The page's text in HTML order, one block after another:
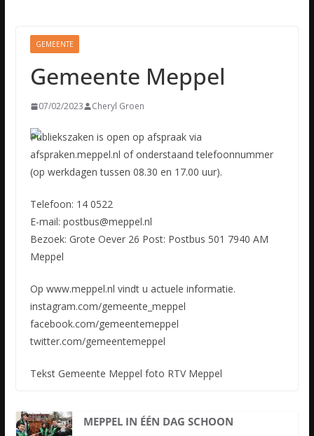
GEMEENTE
Gemeente Meppel
07/02/2023 Cheryl Groen
Publiekszaken is open op afspraak via
afspraken.meppel.nl of onderstaand telefoonnummer
(op werkdagen tussen 08.30 en 17.00 uur).
Telefoon: 14 0522
E-mail: postbus@meppel.nl
Bezoek: Grote Oever 26 Post: Postbus 501 7940 AM
Meppel
Op www.meppel.nl vindt u actuele informatie.
instagram.com/gemeente_meppel
facebook.com/gemeentemeppel
twitter.com/gemeentemeppel
Tekst Gemeente Meppel foto RTV Meppel
MEPPEL IN ÉÉN DAG SCHOON